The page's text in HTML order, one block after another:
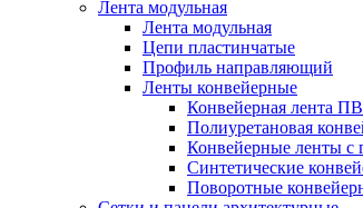
Лента модульная
Лента модульная
Цепи пластинчатые
Профиль направляющий
Ленты конвейерные
Конвейерная лента
Полиуретановая
Конвейерные ленты с
Синтетические
Поворотные